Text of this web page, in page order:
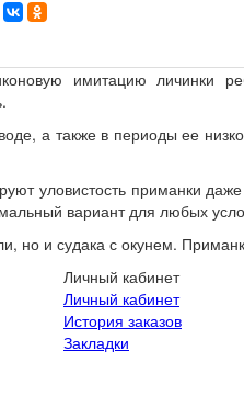
имитацию личинки
а также в периоды ее
уловистость приманки
вариант для любых
и судака с окунем.
Личный кабинет
Личный кабинет
История заказов
Закладки